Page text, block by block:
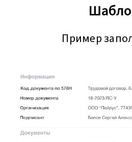
Пример